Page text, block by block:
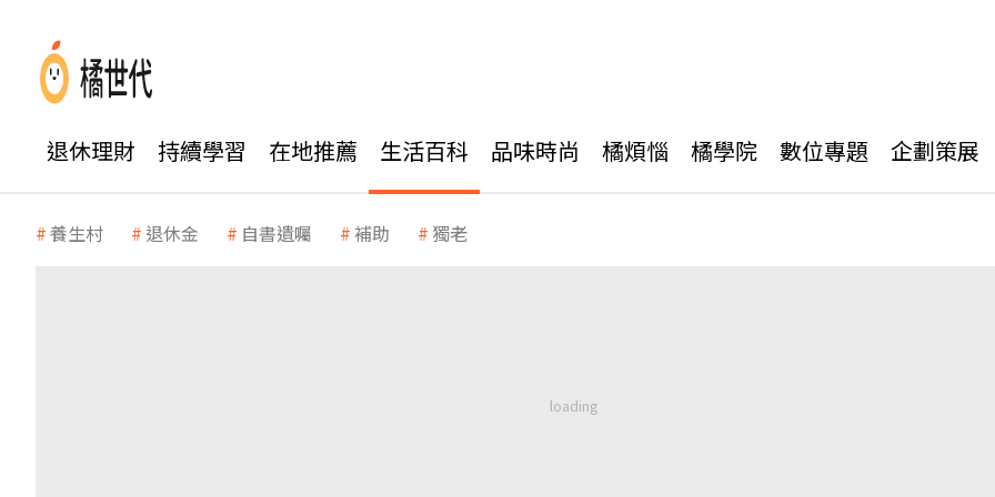
退休理財 持續學習 在地推薦 生活百科 品味時尚 橘煩惱 橘學院 數位專題 企劃策展
養生村 退休金 自書遺囑 補助 獨老